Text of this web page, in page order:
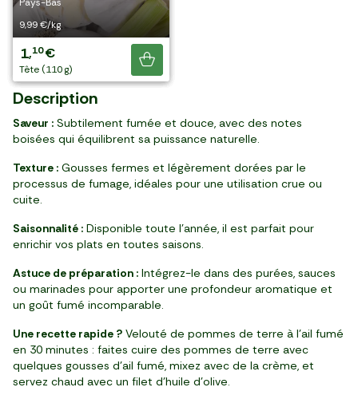
7,98 €/kg
3,99€
filet (500 g)
10,99 €/kg
1,98€
par 2 (180 g)
11,49 €/kg
1,84€
par 2 (160 g)
16,49 €/kg
2,30€
par 2 (140 g)
9,99 €/kg
1,10€
tête (110 g)
encore !
Je découvre
Description
Saveur : Subtilement fumée et douce, avec des notes
boisées qui équilibrent sa puissance naturelle.
Texture : Gousses fermes et légèrement dorées par le
processus de fumage, idéales pour une utilisation crue ou
cuite.
Saisonnalité : Disponible toute l’année, il est parfait pour
enrichir vos plats en toutes saisons.
Astuce de préparation : Intégrez-le dans des purées, sauces
ou marinades pour apporter une profondeur aromatique et
un goût fumé incomparable.
Une recette rapide ? Velouté de pommes de terre à l’ail fumé
en 30 minutes : faites cuire des pommes de terre avec
quelques gousses d’ail fumé, mixez avec de la crème, et
servez chaud avec un filet d’huile d’olive.